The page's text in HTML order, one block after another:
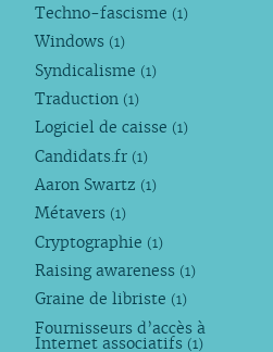
Techno-fascisme (1)
Windows (1)
Syndicalisme (1)
Traduction (1)
Logiciel de caisse (1)
Candidats.fr (1)
Aaron Swartz (1)
Métavers (1)
Cryptographie (1)
Raising awareness (1)
Graine de libriste (1)
Fournisseurs d’accès à
Internet associatifs (1)